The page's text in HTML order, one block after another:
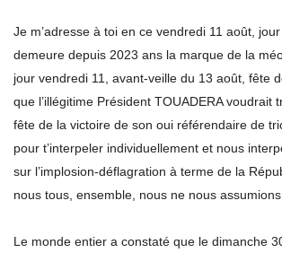
Je m’adresse à toi en ce vendredi 11 août,
demeure depuis 2023 ans la marque de la
jour vendredi 11, avant-veille du 13 août, fête
que l’illégitime Président TOUADERA voudrait
fête de la victoire de son oui référendaire de
pour t’interpeler individuellement et nous
sur l’implosion-déflagration à terme de la
nous tous, ensemble, nous ne nous
Le monde entier a constaté que le dimanche